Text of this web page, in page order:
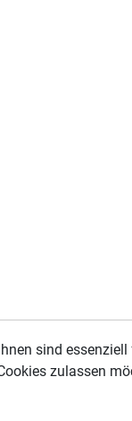
sind
zulassen